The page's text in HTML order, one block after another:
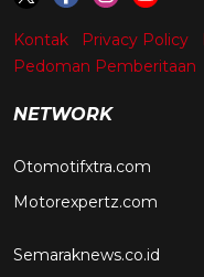
Kontak Privacy Policy
Pedoman Pemberitaan
NETWORK
Otomotifxtra.com
Motorexpertz.com
Semaraknews.co.id